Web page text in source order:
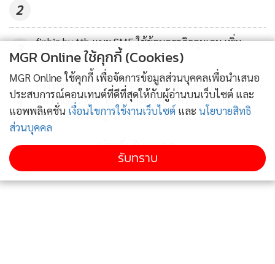
2
3
finbiz by ttb แนะ SME ใช้ข้อมูลธุรกิจคุมเกม เพิ่ม
โอกาสเข้าถึงสินเชื่อ
4
กรุงไทย หนุนเยาวชนสร้างนวัตกรรมชุมชน ผ่านเวที "ฮัก
แม่ Hackathon" ทีม Jernae จุฬาฯ คว้าแชมป์ ใช้ AI
ติดตามทรัพย์สินสูญหาย
ข่าวอื่นในหมวด
MGR Online ใช้คุกกี้ (Cookies)
MGR Online ใช้คุกกี้ เพื่อจัดการข้อมูลส่วนบุคคลเพื่อนำเสนอ
ประสบการณ์คอนเทนต์ที่ดีที่สุดให้กับผู้อ่านบนเว็บไซต์ และ
แอพพลิเคชั่น เงื่อนไขการใช้งานเว็บไซต์ และ นโยบายสิทธิ
ส่วนบุคคล
รับทราบ